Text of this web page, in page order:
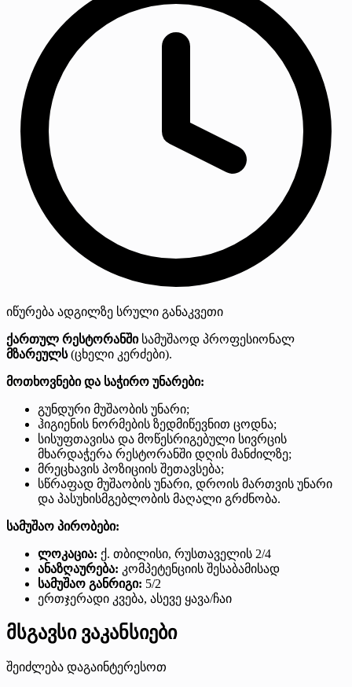
იწურება ადგილზე სრული განაკვეთი
ქართულ რესტორანშისამუშაოდ პროფესიონალ
მზარეულს(ცხელი კერძები).
მოთხოვნები და საჭირო უნარები:
გუნდური მუშაობის უნარი;
ჰიგიენის ნორმების ზედმიწევნით ცოდნა;
სისუფთავისა და მოწესრიგებული სივრცის
მხარდაჭერა რესტორანში დღის მანძილზე;
მრეცხავის პოზიციის შეთავსება;
სწრაფად მუშაობის უნარი, დროის მართვის უნარი
და პასუხისმგებლობის მაღალი გრძნობა.
სამუშაო პირობები:
ლოკაცია: ქ. თბილისი, რუსთაველის 2/4
ანაზღაურება: კომპეტენციის შესაბამისად
სამუშაო განრიგი: 5/2
ერთჯერადი კვება, ასევე ყავა/ჩაი
მსგავსი ვაკანსიები
შეიძლება დაგაინტერესოთ